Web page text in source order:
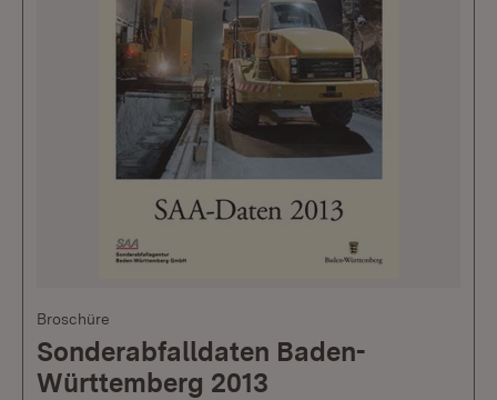
Broschüre
Sonderabfalldaten Baden-
Württemberg 2013